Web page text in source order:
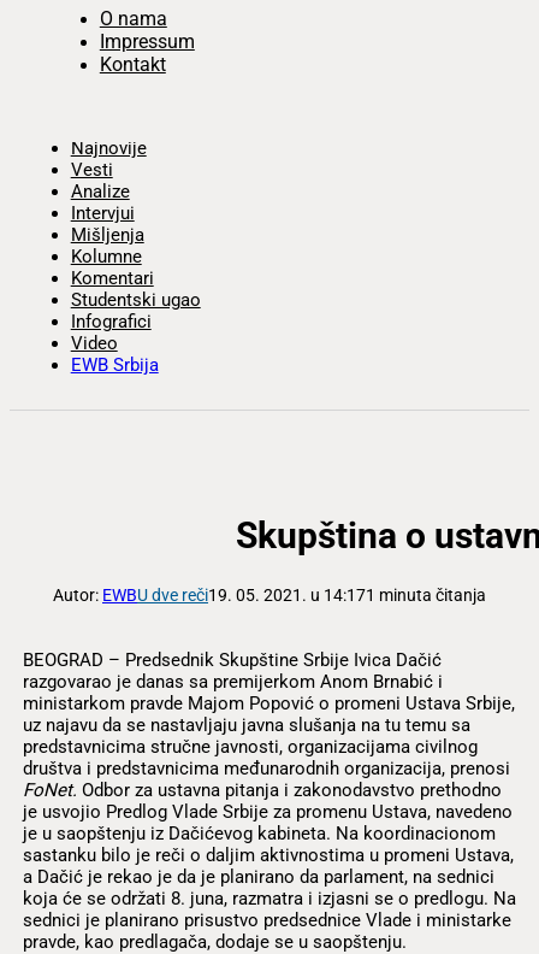
O nama
Impressum
Kontakt
Najnovije
Vesti
Analize
Intervjui
Mišljenja
Kolumne
Komentari
Studentski ugao
Infografici
Video
EWB Srbija
Skupština o
Autor: EWBU dve reči19. 05. 2021. u 14:171 minuta čitanja
BEOGRAD – Predsednik Skupštine Srbije Ivica Dačić
razgovarao je danas sa premijerkom Anom Brnabić i
ministarkom pravde Majom Popović o promeni Ustava Srbije,
uz najavu da se nastavljaju javna slušanja na tu temu sa
predstavnicima stručne javnosti, organizacijama civilnog
društva i predstavnicima međunarodnih organizacija, prenosi
FoNet. Odbor za ustavna pitanja i zakonodavstvo prethodno
je usvojio Predlog Vlade Srbije za promenu Ustava, navedeno
je u saopštenju iz Dačićevog kabineta. Na koordinacionom
sastanku bilo je reči o daljim aktivnostima u promeni Ustava,
a Dačić je rekao je da je planirano da parlament, na sednici
koja će se održati 8. juna, razmatra i izjasni se o predlogu. Na
sednici je planirano prisustvo predsednice Vlade i ministarke
pravde, kao predlagača, dodaje se u saopštenju.